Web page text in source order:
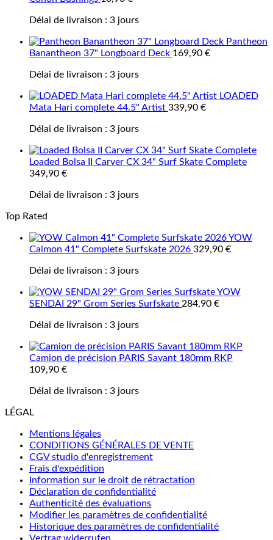
Délai de livraison : 3 jours
Pantheon
Banantheon 37" Longboard Deck 169,90 €
Délai de livraison : 3 jours
LOADED
Mata Hari complete 44.5" Artist 339,90 €
Délai de livraison : 3 jours
Loaded Bolsa II Carver CX 34" Surf Skate Complete
349,90 €
Délai de livraison : 3 jours
Top Rated
YOW
Calmon 41" Complete Surfskate 2026 329,90 €
Délai de livraison : 3 jours
YOW
SENDAI 29" Grom Series Surfskate 284,90 €
Délai de livraison : 3 jours
Camion de précision PARIS Savant 180mm RKP
109,90 €
Délai de livraison : 3 jours
LÉGAL
Mentions légales
CONDITIONS GÉNÉRALES DE VENTE
CGV studio d'enregistrement
Frais d'expédition
Information sur le droit de rétractation
Déclaration de confidentialité
Authenticité des évaluations
Modifier les paramètres de confidentialité
Historique des paramètres de confidentialité